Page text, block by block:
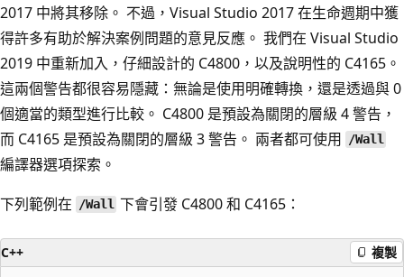
2017 中將其移除。 不過，Visual Studio 2017 在生命週期中獲
得許多有助於解決案例問題的意見反應。 我們在 Visual Studio
2019 中重新加入，仔細設計的 C4800，以及說明性的 C4165。
這兩個警告都很容易隱藏：無論是使用明確轉換，還是透過與 0
個適當的類型進行比較。 C4800 是預設為關閉的層級 4 警告，
而 C4165 是預設為關閉的層級 3 警告。 兩者都可使用 /Wall
編譯器選項探索。
下列範例在 /Wall 下會引發 C4800 和 C4165：
C++ 複製